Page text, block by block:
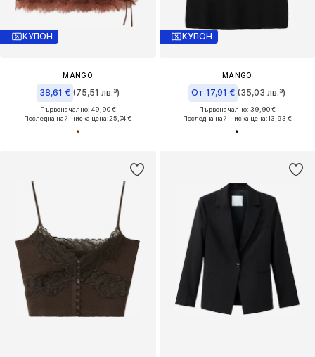
КУПОН
MANGO
38,61 € (75,51 лв.³)
Първоначално: 49,90 €
Последна най-ниска цена:25,74 €
КУПОН
MANGO
От 17,91 € (35,03 лв.³)
Първоначално: 39,90 €
Последна най-ниска цена:13,93 €